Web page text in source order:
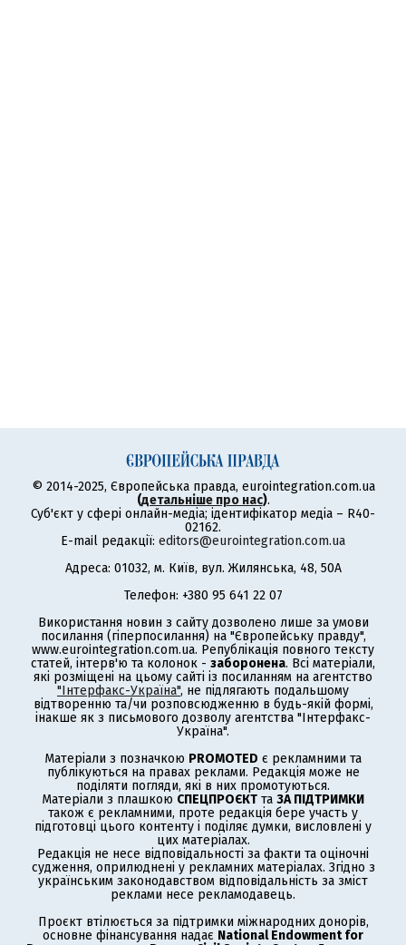
© 2014-2025, Європейська правда, eurointegration.com.ua
(детальніше про нас).
Суб'єкт у сфері онлайн-медіа; ідентифікатор медіа – R40-
02162.
E-mail редакції: editors@eurointegration.com.ua
Адреса: 01032, м. Київ, вул. Жилянська, 48, 50А
Телефон: +380 95 641 22 07
Використання новин з сайту дозволено лише за умови
посилання (гіперпосилання) на "Європейську правду",
www.eurointegration.com.ua. Републікація повного тексту
статей, інтерв'ю та колонок - заборонена. Всі матеріали,
які розміщені на цьому сайті із посиланням на агентство
"Інтерфакс-Україна", не підлягають подальшому
відтворенню та/чи розповсюдженню в будь-якій формі,
інакше як з письмового дозволу агентства "Інтерфакс-
Україна".
Матеріали з позначкою PROMOTED є рекламними та
публікуються на правах реклами. Редакція може не
поділяти погляди, які в них промотуються.
Матеріали з плашкою СПЕЦПРОЄКТ та ЗА ПІДТРИМКИ
також є рекламними, проте редакція бере участь у
підготовці цього контенту і поділяє думки, висловлені у
цих матеріалах.
Редакція не несе відповідальності за факти та оціночні
судження, оприлюднені у рекламних матеріалах. Згідно з
українським законодавством відповідальність за зміст
реклами несе рекламодавець.
Проєкт втілюється за підтримки міжнародних донорів,
основне фінансування надає National Endowment for